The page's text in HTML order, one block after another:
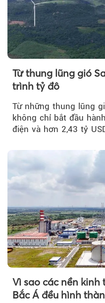
Từ thung lũng gió
trình tỷ đô
Từ những thung lũng
không chỉ bắt đầu
điện và hơn 2,43 tỷ
Vì sao các nền
Bắc Á đều hình